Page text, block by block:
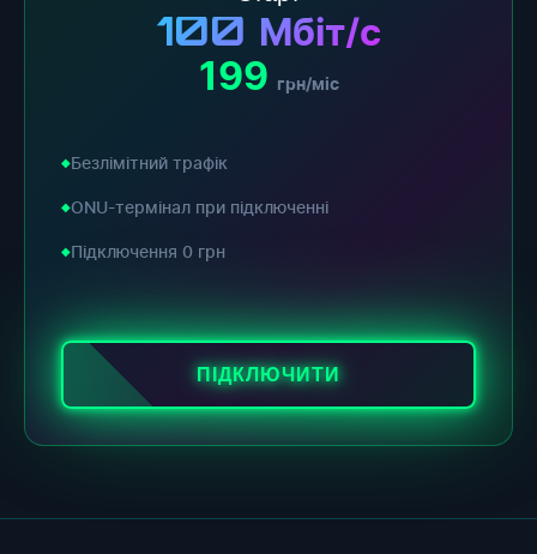
100 Мбіт/с
199 грн/міс
Безлімітний трафік
ONU-термінал при підключенні
Підключення 0 грн
ПІДКЛЮЧИТИ